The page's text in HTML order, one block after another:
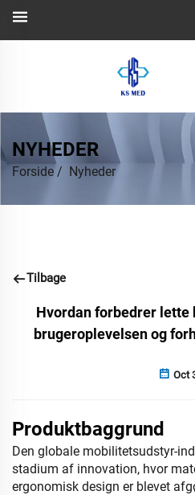
NYHEDER
Forside/ Nyheder
Tilbage
Hvordan forbedrer
brugeroplevelsen og
Oct
Produktbaggrund
Den globale mobilitetsudstyr-
stadium af innovation, hvor
ergonomisk design er blevet